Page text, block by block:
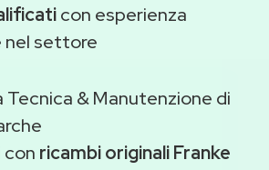
con esperienza
nel settore
Tecnica & Manutenzione di
con ricambi originali Franke